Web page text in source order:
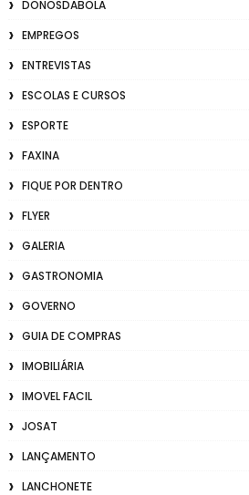
DONOSDABOLA
EMPREGOS
ENTREVISTAS
ESCOLAS E CURSOS
ESPORTE
FAXINA
FIQUE POR DENTRO
FLYER
GALERIA
GASTRONOMIA
GOVERNO
GUIA DE COMPRAS
IMOBILIÁRIA
IMOVEL FACIL
JOSAT
LANÇAMENTO
LANCHONETE